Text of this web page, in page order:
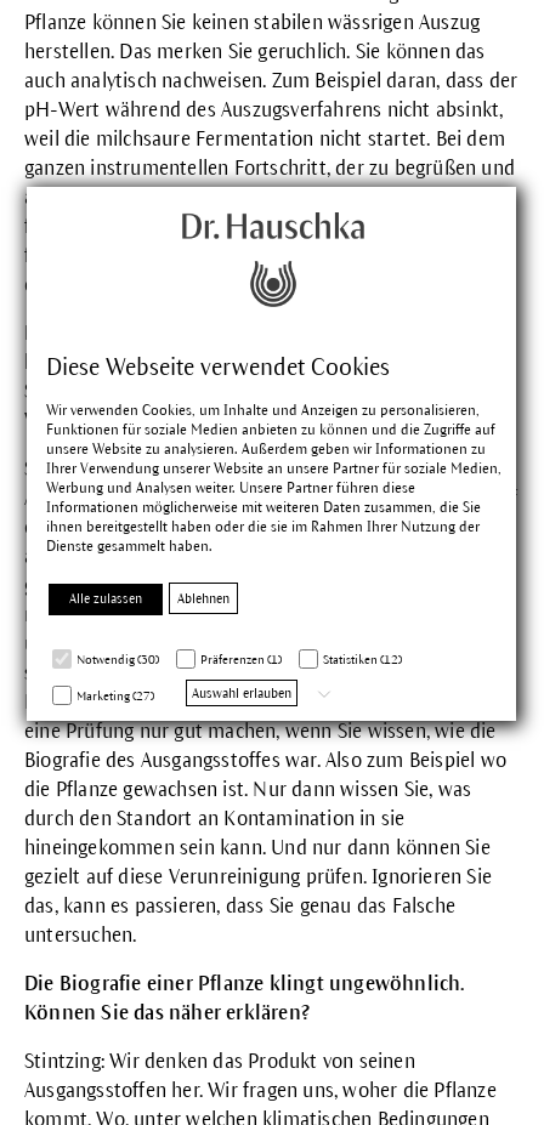
Diese Webseite verwendet Cookies
Wir verwenden Cookies, um Inhalte und Anzeigen zu personalisieren,
Funktionen für soziale Medien anbieten zu können und die Zugriffe auf
unsere Website zu analysieren. Außerdem geben wir Informationen zu
Ihrer Verwendung unserer Website an unsere Partner für soziale Medien,
Werbung und Analysen weiter. Unsere Partner führen diese
Informationen möglicherweise mit weiteren Daten zusammen, die Sie
ihnen bereitgestellt haben oder die sie im Rahmen Ihrer Nutzung der
Dienste gesammelt haben.
Alle zulassen Ablehnen
Notwendig (30) Präferenzen (1) Statistiken (12)
Marketing (27) Auswahl erlauben
Pflanze können Sie keinen stabilen wässrigen Auszug
herstellen. Das merken Sie geruchlich. Sie können das
auch analytisch nachweisen. Zum Beispiel daran, dass der
pH-Wert während des Auszugsverfahrens nicht absinkt,
weil die milchsaure Fermentation nicht startet. Bei dem
ganzen instrumentellen Fortschritt, der zu begrüßen und
auch gut ist, darf die Sensorik und die Aufmerksamkeit
für das Offensichtliche, die genaue Beobachtung nicht
fehlen. Und damit knüpfen wir an die Erfahrung an, die
die WALA seit mehr als 80 Jahren aufgebaut hat.
kein Kosmetikprodukt mehr auf den Markt bringen.
Sie müssen gesetzliche Anforderungen erfüllen.
Welche Analysen machen Sie?
Stintzing: Es geht um Kundensicherheit. Die
Ausgangsstoffe für unsere Kosmetikprodukte werden auf
charakteristische Eigenschaften, aber unter anderem
auch auf Fremdstoffe wie Pestizide oder Schwermetalle
getestet. Eine Prüfung ist wichtig, um eine Qualität
nachzuweisen und zu dokumentieren und auch mehr
über die Ausgangsstoffe zu lernen. Deshalb prüfen wir
sogar oft mehr, als gesetzlich mit genau definierten
Prüfvorschriften gefordert. Doch letztendlich können Sie
eine Prüfung nur gut machen, wenn Sie wissen, wie die
Biografie des Ausgangsstoffes war. Also zum Beispiel wo
die Pflanze gewachsen ist. Nur dann wissen Sie, was
durch den Standort an Kontamination in sie
hineingekommen sein kann. Und nur dann können Sie
gezielt auf diese Verunreinigung prüfen. Ignorieren Sie
das, kann es passieren, dass Sie genau das Falsche
untersuchen.
Die Biografie einer Pflanze klingt ungewöhnlich.
Können Sie das näher erklären?
Stintzing: Wir denken das Produkt von seinen
Ausgangsstoffen her. Wir fragen uns, woher die Pflanze
kommt. Wo, unter welchen klimatischen Bedingungen